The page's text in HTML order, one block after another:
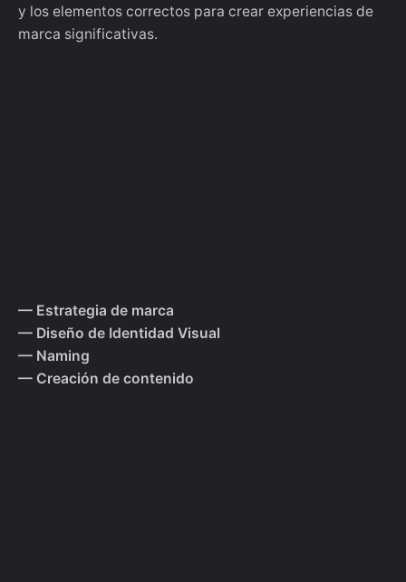
y los elementos correctos para crear experiencias de
marca significativas.
— Estrategia de marca
— Diseño de Identidad Visual
— Naming
— Creación de contenido